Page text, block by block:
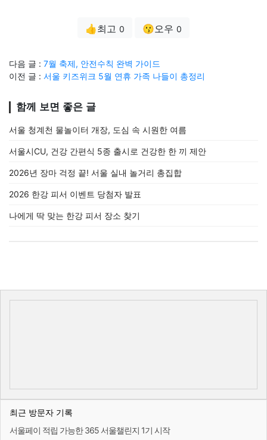
👍최고 0 😗오우 0
다음 글 : 7월 축제, 안전수칙 완벽 가이드
이전 글 : 서울 키즈위크 5월 연휴 가족 나들이 총정리
함께 보면 좋은 글
서울 청계천 물놀이터 개장, 도심 속 시원한 여름
서울시CU, 건강 간편식 5종 출시로 건강한 한 끼 제안
2026년 장마 걱정 끝! 서울 실내 놀거리 총집합
2026 한강 피서 이벤트 당첨자 발표
나에게 딱 맞는 한강 피서 장소 찾기
최근 방문자 기록
서울페이 적립 가능한 365 서울챌린지 1기 시작